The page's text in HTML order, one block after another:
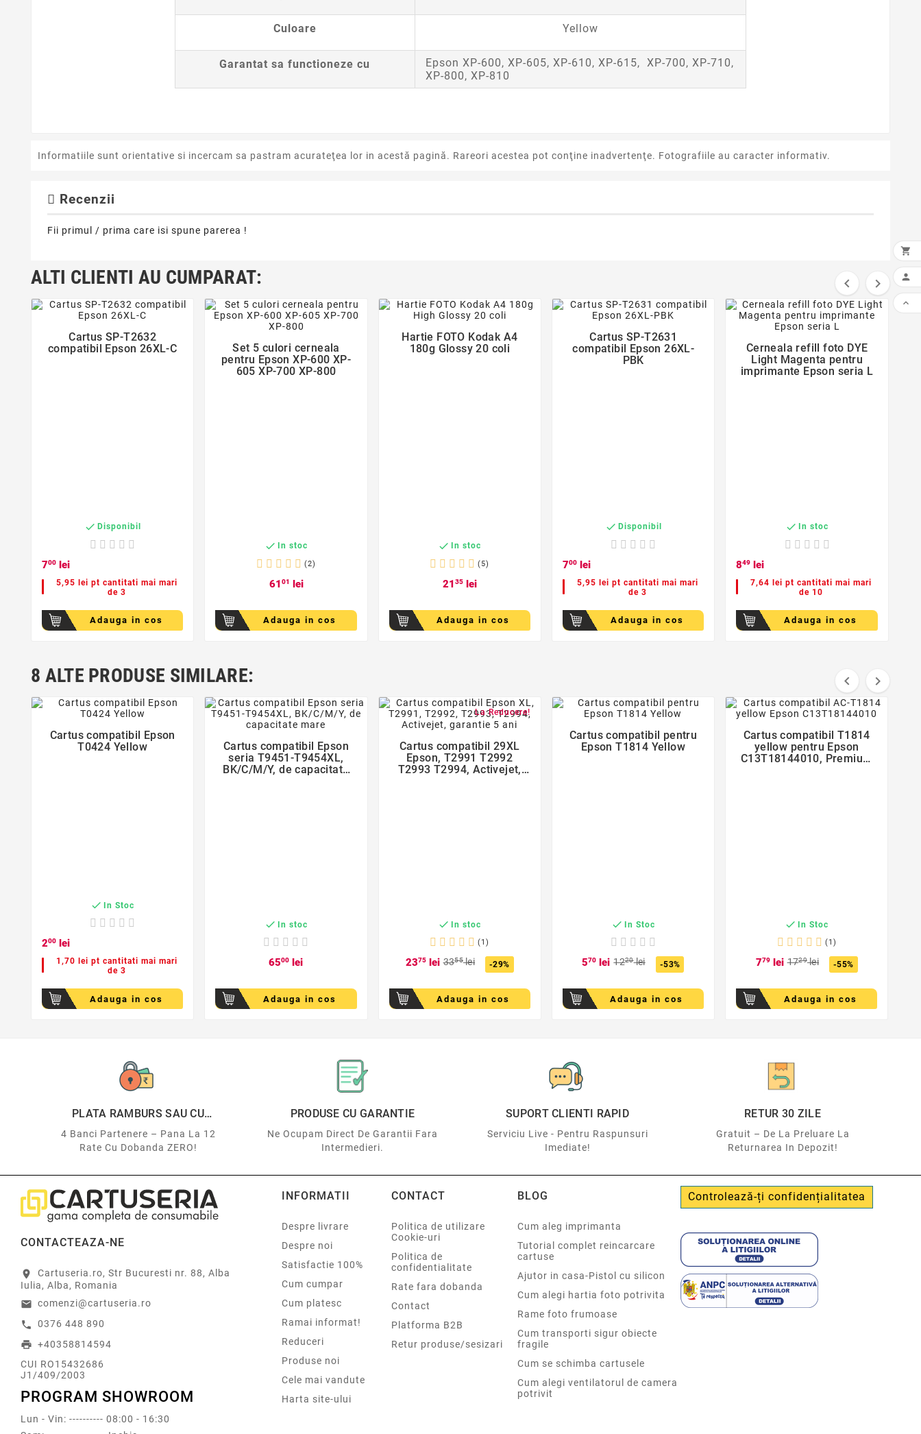
Culoare Yellow
Garantat sa functioneze cu
Epson XP-600, XP-605, XP-610, XP-615, XP-700, XP-710,
XP-800, XP-810
Informatiile sunt orientative si incercam sa pastram acurateţea lor in acestă pagină. Rareori acestea pot conţine inadvertenţe. Fotografiile au caracter informativ.
Recenzii
Fii primul / prima care isi spune parerea !
ALTI CLIENTI AU CUMPARAT:  

favorite_border
Cartus SP-T2632
compatibil Epson 26XL-C
 Disponibil
700 lei
5,95 lei pt cantitati mai mari
de 3
Adauga in cos

favorite_border
Set 5 culori cerneala
pentru Epson XP-600 XP-
605 XP-700 XP-800
 In stoc
(2)
6101 lei
Adauga in cos

favorite_border
Hartie FOTO Kodak A4
180g Glossy 20 coli
 In stoc
(5)
2135lei
Adauga in cos

favorite_border
Cartus SP-T2631
compatibil Epson 26XL-
PBK
 Disponibil
700 lei
5,95 lei pt cantitati mai mari
de 3
Adauga in cos

favorite_border
Cerneala refill foto DYE
Light Magenta pentru
imprimante Epson seria L
 In stoc
849 lei
7,64 lei pt cantitati mai mari
de 10
Adauga in cos
8 ALTE PRODUSE SIMILARE:  

favorite_border
Cartus compatibil Epson
T0424 Yellow
 In Stoc
200 lei
1,70 lei pt cantitati mai mari
de 3
Adauga in cos

favorite_border
Cartus compatibil Epson
seria T9451-T9454XL,
BK/C/M/Y, de capacitate
 In stoc
6500 lei
Adauga in cos
La Reducere!

favorite_border
Cartus compatibil 29XL
Epson, T2991 T2992
T2993 T2994, Activejet,
 In stoc
(1)
2375lei 3355lei -29%
Adauga in cos

favorite_border
Cartus compatibil pentru
Epson T1814 Yellow
 In Stoc
570 lei 1220lei -53%
Adauga in cos

favorite_border
Cartus compatibil T1814
yellow pentru Epson
C13T18144010, Premium
 In Stoc
(1)
779lei 1729lei -55%
Adauga in cos
PLATA RAMBURS SAU CU
4 Banci Partenere – Pana La 12
Rate Cu Dobanda ZERO!
PRODUSE CU GARANTIE
Ne Ocupam Direct De Garantii Fara
Intermedieri.
SUPORT CLIENTI RAPID
Serviciu Live - Pentru Raspunsuri
Imediate!
RETUR 30 ZILE
Gratuit – De La Preluare La
Returnarea In Depozit!
CONTACTEAZA-NE
location_on
Cartuseria.ro, Str Bucuresti nr. 88, Alba
Iulia, Alba, Romania
email comenzi@cartuseria.ro
call 0376 448 890
print +40358814594
CUI RO15432686
J1/409/2003
PROGRAM SHOWROOM
Lun - Vin: ---------- 08:00 - 16:30
INFORMATII
Despre livrare
Despre noi
Satisfactie 100%
Cum cumpar
Cum platesc
Ramai informat!
Reduceri
Produse noi
Cele mai vandute
Harta site-ului
CONTACT
Politica de utilizare
Cookie-uri
Politica de
confidentialitate
Rate fara dobanda
Contact
Platforma B2B
Retur produse/sesizari
BLOG
Cum aleg imprimanta
Tutorial complet reincarcare
cartuse
Ajutor in casa-Pistol cu silicon
Cum alegi hartia foto potrivita
Rame foto frumoase
Cum transporti sigur obiecte
fragile
Cum se schimba cartusele
Cum alegi ventilatorul de camera
potrivit
Controlează-ți confidențialitatea


